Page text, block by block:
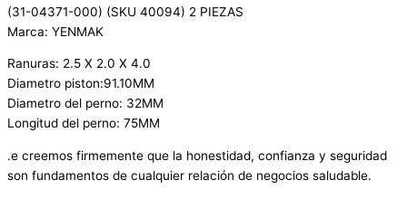
(31-04371-000) (SKU 40094) 2 PIEZAS
Marca: YENMAK
Ranuras: 2.5 X 2.0 X 4.0
Diametro piston:91.10MM
Diametro del perno: 32MM
Longitud del perno: 75MM
.e creemos firmemente que la honestidad, confianza y seguridad
son fundamentos de cualquier relación de negocios saludable.